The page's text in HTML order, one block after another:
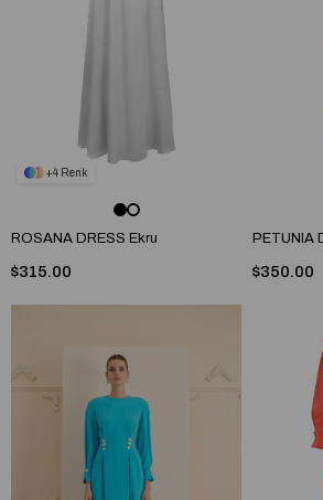
4
ROSANA DRESS Ekru
$315.00
PETUNIA
$350.00